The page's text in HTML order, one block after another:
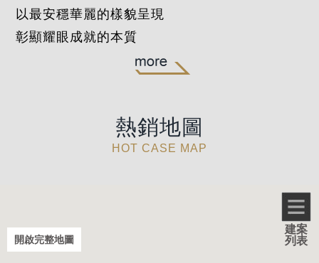
以最安穩華麗的樣貌呈現
彰顯耀眼成就的本質
熱銷地圖
HOT CASE MAP
河畔
開啟完整地圖
建案
列表